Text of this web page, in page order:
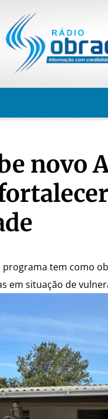
novo
tem como
em situação de